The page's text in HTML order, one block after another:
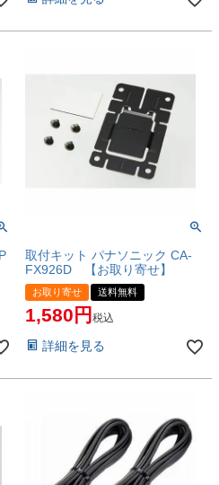
取付キット パナソニック CA-
FX926D 【お取り寄せ】
お取り寄せ 送料無料
1,580 税込
詳細を見る